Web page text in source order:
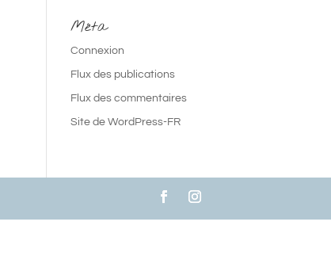
Méta
Connexion
Flux des publications
Flux des commentaires
Site de WordPress-FR